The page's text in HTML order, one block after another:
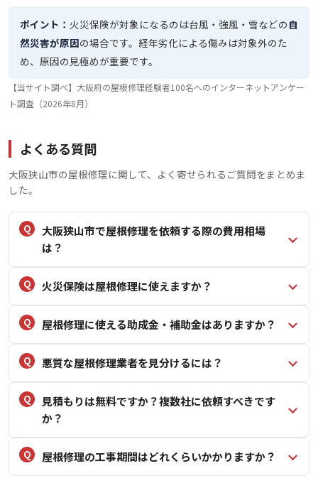
ポイント： 火災保険が対象になるのは台風・強風・雪などの 自
然災害が原因の場合です。経年劣化による傷みは対象外のた
め、原因の見極めが重要です。
【当サイト調べ】大阪府の屋根修理経験者100名へのインターネットアンケー
ト調査（2026年8月）
よくある質問
大阪狭山市の屋根修理に関して、よく寄せられるご質問をまとめま
した。
大阪狭山市で屋根修理を依頼する際の費用相場
は？
火災保険は屋根修理に使えますか？
屋根修理に使える助成金・補助金はありますか？
悪質な屋根修理業者を見分けるには？
見積もりは無料ですか？複数社に依頼すべきです
か？
屋根修理の工事期間はどれくらいかかりますか？